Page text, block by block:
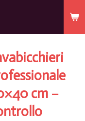
cm –